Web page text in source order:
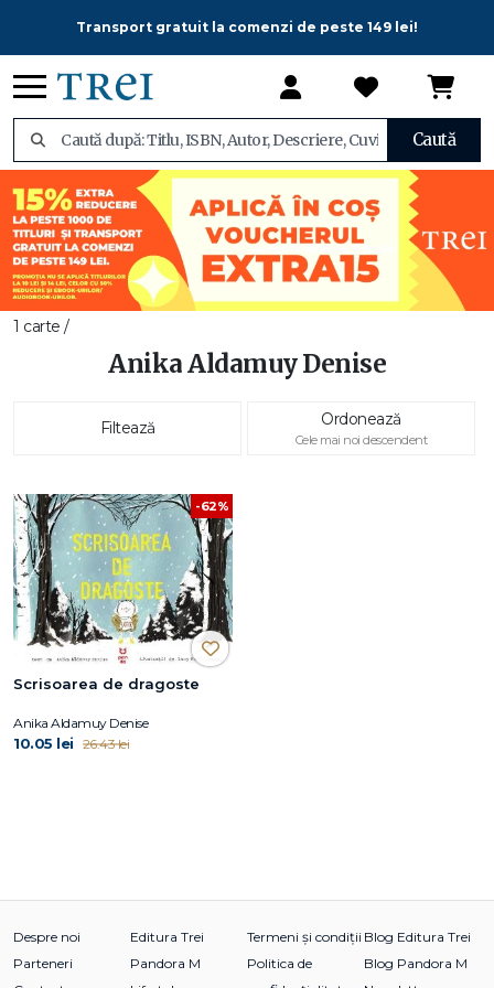
Transport gratuit la comenzi de peste 149 lei!
Caută
1 carte /
Anika Aldamuy Denise
Filtează Ordonează
Cele mai noi descendent
-62%
Scrisoarea de dragoste
Anika Aldamuy Denise
10.05 lei 26.43 lei
Despre noi
Parteneri
Editura Trei
Pandora M
Termeni și condiții
Politica de
Blog Editura Trei
Blog Pandora M